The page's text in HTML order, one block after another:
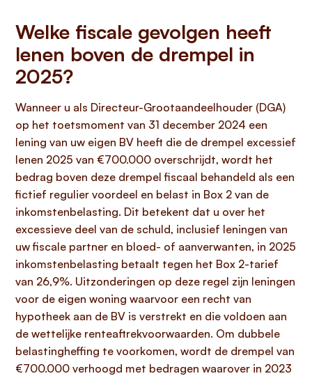
Welke fiscale gevolgen heeft
lenen boven de drempel in
2025?
Wanneer u als Directeur-Grootaandeelhouder (DGA)
op het toetsmoment van 31 december 2024 een
lening van uw eigen BV heeft die de drempel excessief
lenen 2025 van €700.000 overschrijdt, wordt het
bedrag boven deze drempel fiscaal behandeld als een
fictief regulier voordeel en belast in Box 2 van de
inkomstenbelasting. Dit betekent dat u over het
excessieve deel van de schuld, inclusief leningen van
uw fiscale partner en bloed- of aanverwanten, in 2025
inkomstenbelasting betaalt tegen het Box 2-tarief
van 26,9%. Uitzonderingen op deze regel zijn leningen
voor de eigen woning waarvoor een recht van
hypotheek aan de BV is verstrekt en die voldoen aan
de wettelijke renteaftrekvoorwaarden. Om dubbele
belastingheffing te voorkomen, wordt de drempel van
€700.000 verhoogd met bedragen waarover in 2023